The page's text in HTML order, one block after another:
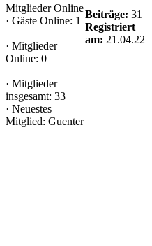
Mitglieder Online
· Gäste Online: 1
· Mitglieder
Online: 0
· Mitglieder
insgesamt: 33
· Neuestes
Mitglied: Guenter
Beiträge: 31
Registriert
am: 21.04.22